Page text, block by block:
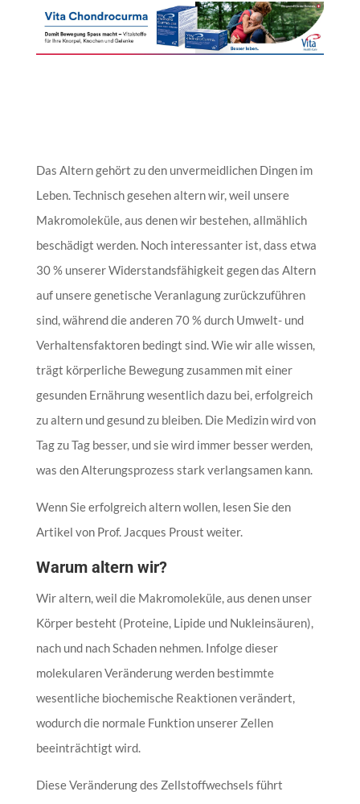
Das Altern gehört zu den unvermeidlichen Dingen im
Leben. Technisch gesehen altern wir, weil unsere
Makromoleküle, aus denen wir bestehen, allmählich
beschädigt werden. Noch interessanter ist, dass etwa
30 % unserer Widerstandsfähigkeit gegen das Altern
auf unsere genetische Veranlagung zurückzuführen
sind, während die anderen 70 % durch Umwelt- und
Verhaltensfaktoren bedingt sind. Wie wir alle wissen,
trägt körperliche Bewegung zusammen mit einer
gesunden Ernährung wesentlich dazu bei, erfolgreich
zu altern und gesund zu bleiben. Die Medizin wird von
Tag zu Tag besser, und sie wird immer besser werden,
was den Alterungsprozess stark verlangsamen kann.
Wenn Sie erfolgreich altern wollen, lesen Sie den
Artikel von Prof. Jacques Proust weiter.
Warum altern wir?
Wir altern, weil die Makromoleküle, aus denen unser
Körper besteht (Proteine, Lipide und Nukleinsäuren),
nach und nach Schaden nehmen. Infolge dieser
molekularen Veränderung werden bestimmte
wesentliche biochemische Reaktionen verändert,
wodurch die normale Funktion unserer Zellen
beeinträchtigt wird.
Diese Veränderung des Zellstoffwechsels führt